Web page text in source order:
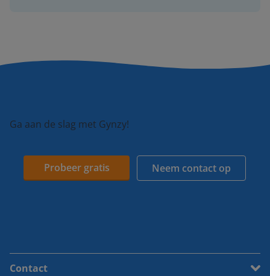
Ga aan de slag met Gynzy!
Probeer gratis Neem contact op
Contact